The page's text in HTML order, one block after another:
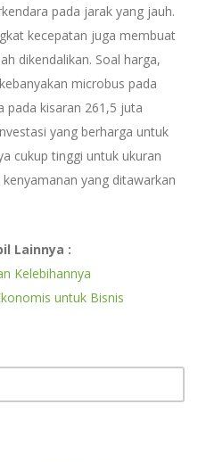
pada jarak yang jauh.
kecepatan juga membuat
dikendalikan. Soal harga,
microbus pada
pada kisaran 261,5 juta
yang berharga untuk
cukup tinggi untuk ukuran
yang ditawarkan
Lainnya :
Kelebihannya
untuk Bisnis